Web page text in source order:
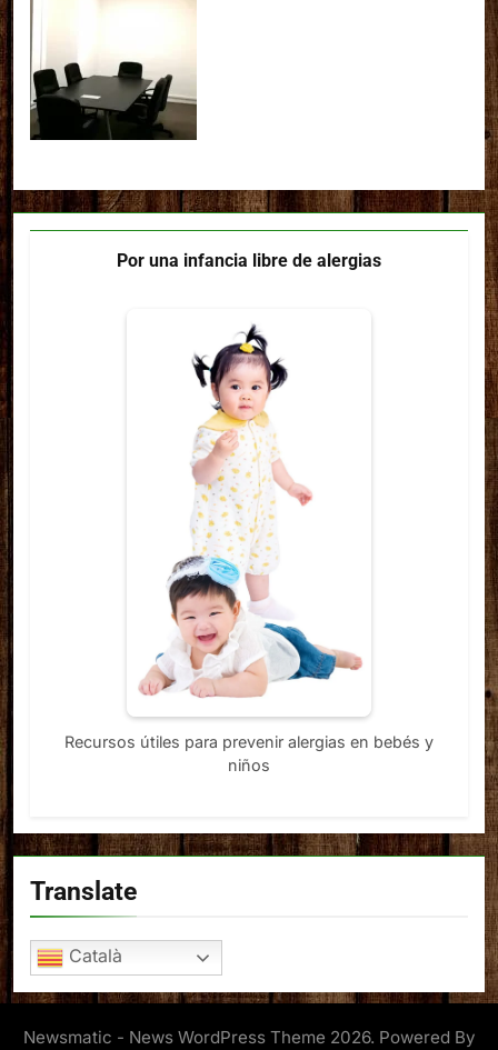
Por una infancia libre de alergias
Recursos útiles para prevenir alergias en bebés y
niños
Translate
Català
Newsmatic - News WordPress Theme 2026. Powered By